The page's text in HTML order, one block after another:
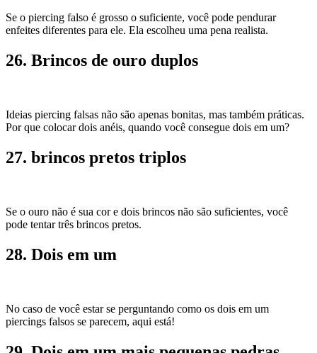
Se o piercing falso é grosso o suficiente, você pode pendurar
enfeites diferentes para ele. Ela escolheu uma pena realista.
26. Brincos de ouro duplos
Ideias piercing falsas não são apenas bonitas, mas também práticas.
Por que colocar dois anéis, quando você consegue dois em um?
27. brincos pretos triplos
Se o ouro não é sua cor e dois brincos não são suficientes, você
pode tentar três brincos pretos.
28. Dois em um
No caso de você estar se perguntando como os dois em um
piercings falsos se parecem, aqui está!